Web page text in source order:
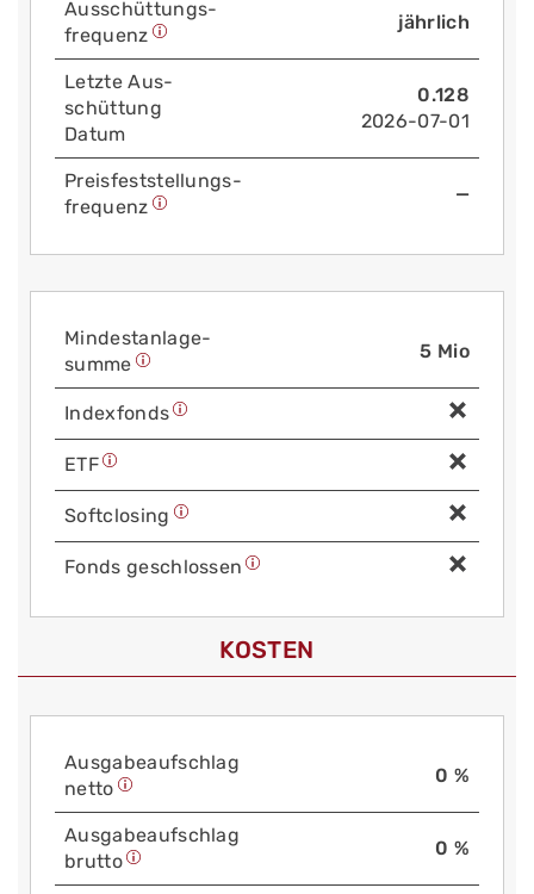
Aus­schüttungs­
frequenz
jährlich
Letzte Aus­
schüttung
Datum
0.128
2026-07-01
Preis­fest­stellungs­
frequenz
—
Mindest­anlage­
summe
5 Mio
Index­fonds
ETF
Soft­closing
Fonds geschlossen
KOSTEN
Aus­gabe­auf­schlag
netto
0 %
Aus­gabe­auf­schlag
brutto
0 %